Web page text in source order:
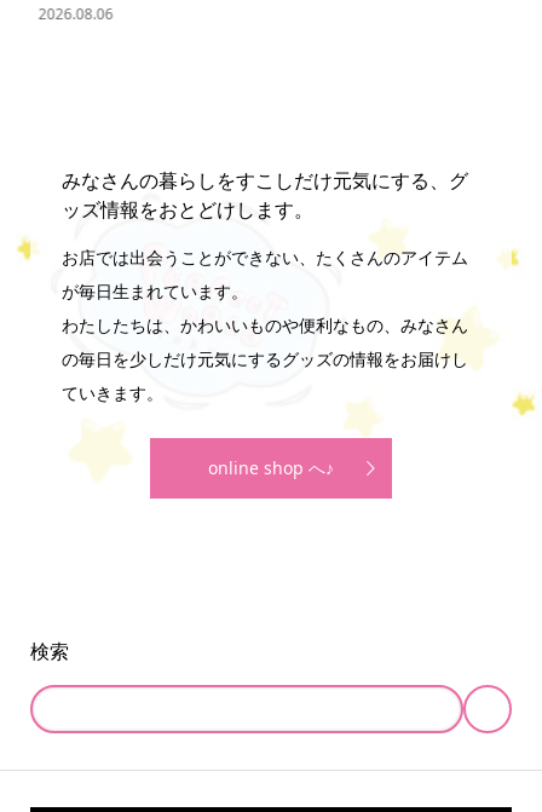
2026.08.06
みなさんの暮らしをすこしだけ元気にする、グ
ッズ情報をおとどけします。
お店では出会うことができない、たくさんのアイテム
が毎日生まれています。
わたしたちは、かわいいものや便利なもの、みなさん
の毎日を少しだけ元気にするグッズの情報をお届けし
ていきます。
online shop へ♪
検索